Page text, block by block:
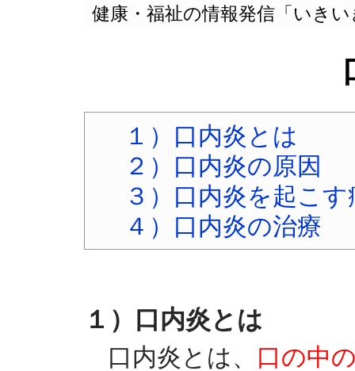
健康・福祉の情報発信「いき
１）口内炎とは
２）口内炎の原因
３）口内炎を起こす
４）口内炎の治療
１）口内炎とは
口内炎とは、 口の中